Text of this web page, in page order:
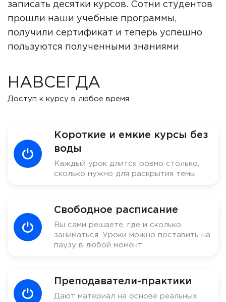
записать десятки курсов. Сотни студентов
прошли наши учебные программы,
получили сертификат и теперь успешно
пользуются полученными знаниями
НАВСЕГДА
Доступ к курсу в любое время
Короткие и емкие курсы без
воды
Каждый урок длится ровно столько,
сколько нужно для раскрытия темы
Свободное расписание
Вы сами решаете, где и сколько
заниматься. Уроки можно поставить на
паузу в любой момент
Преподаватели-практики
Дают материал на основе реальных